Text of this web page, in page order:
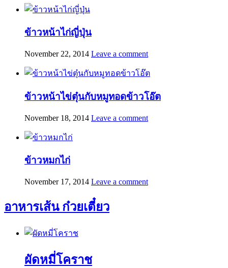
ข้าวหน้าไก่ญี่ปุ่น
November 22, 2014 Leave a comment
ข้าวหน้าไข่ตุ๋นกับหมูทอดข้าวโอ๊ต
November 18, 2014 Leave a comment
ข้าวหมกไก่
November 17, 2014 Leave a comment
อาหารเส้น ก๋วยเตี๋ยว
ผัดหมี่โคราช